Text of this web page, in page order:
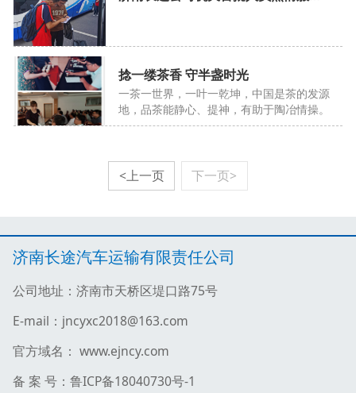
捻一缕茶香 守半盏时光
一茶一世界，一叶一乾坤，中国是茶的发源
地，品茶能静心、提神，有助于陶冶情操。
8月4日，为进一步宣扬中国传统文化，提
邀茶艺师王秀梅女士进行茶艺展示。公司总
经理艾华明，总经理助理樊祥贺、职能处室
<上一页 下一页>
济南长途汽车运输有限责任公司
公司地址：济南市天桥区堤口路75号
E-mail：jncyxc2018@163.com
官方域名： www.ejncy.com
备 案 号：鲁ICP备18040730号-1